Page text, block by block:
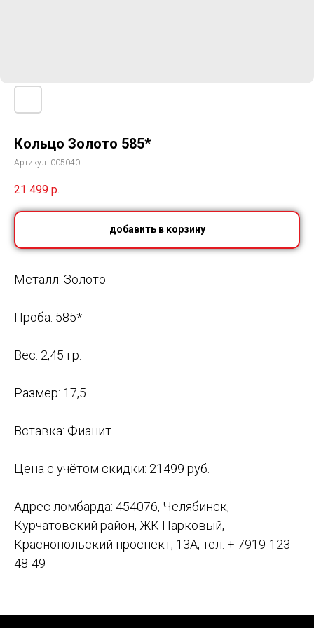
Кольцо Золото 585*
Артикул: 005040
21 499 р.
добавить в корзину
Металл: Золото
Проба: 585*
Вес: 2,45 гр.
Размер: 17,5
Вставка: Фианит
Цена с учётом скидки: 21499 руб.
Адрес ломбарда: 454076, Челябинск,
Курчатовский район, ЖК Парковый,
Краснопольский проспект, 13А, тел: + 7919-123-
48-49